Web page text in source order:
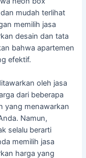
mudah terlihat
memilih jasa
desain dan tata
bahwa apartemen
efektif.
oleh jasa
dari beberapa
yang menawarkan
Namun,
selalu berarti
memilih jasa
harga yang